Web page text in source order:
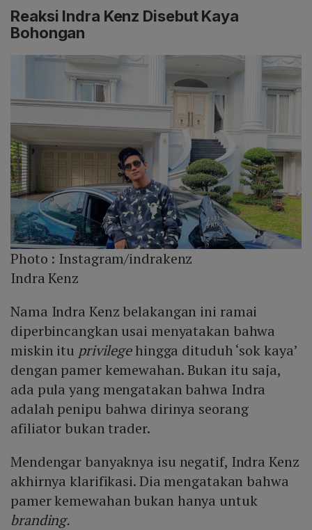
Reaksi Indra Kenz Disebut Kaya
Bohongan
Photo : Instagram/indrakenz
Indra Kenz
Nama Indra Kenz belakangan ini ramai
diperbincangkan usai menyatakan bahwa
miskin itu privilegehingga dituduh ‘sok kaya’
dengan pamer kemewahan. Bukan itu saja,
ada pula yang mengatakan bahwa Indra
adalah penipu bahwa dirinya seorang
afiliator bukan trader.
Mendengar banyaknya isu negatif, Indra Kenz
akhirnya klarifikasi. Dia mengatakan bahwa
pamer kemewahan bukan hanya untuk
branding.